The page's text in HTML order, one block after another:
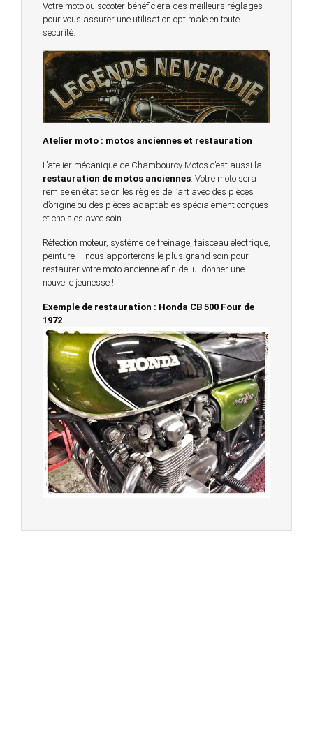
Votre moto ou scooter bénéficiera des meilleurs réglages
pour vous assurer une utilisation optimale en toute
sécurité.
Atelier moto : motos anciennes et restauration
L’atelier mécanique de Chambourcy Motos c’est aussi la
restauration de motos anciennes. Votre moto sera
remise en état selon les règles de l’art avec des pièces
d’origine ou des pièces adaptables spécialement conçues
et choisies avec soin.
Réfection moteur, système de freinage, faisceau électrique,
peinture … nous apporterons le plus grand soin pour
restaurer votre moto ancienne afin de lui donner une
nouvelle jeunesse !
Exemple de restauration : Honda CB 500 Four de
1972
© 2023 -Chambourcy Motos 78 - 7bis chemin de la
Forêt - 78240 - Chambourcy -
Garage Motos et Scooters depuis 20 ans à votre
service entre Saint Germain en Laye et Poissy
Achat de motos et scooters - Dépôt vente - Réparation
- Concessionnaire Voge - Concessionnaire
Multimarques
agence conseil en communication digitale